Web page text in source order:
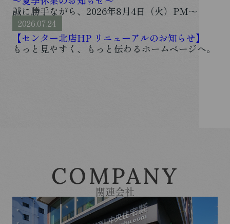
誠に勝手ながら、2026年8月4日（火）PM～
2026年8月13日（木）まで、神奈川中央住宅株式
会社は夏季休業とさせていただきます。通常営業
は2026年8月14日（金） 9時から開始となりま
す。期間中ご不便をおかけしますが、何卒ご理解
いただきますようお願い致します。...
2026.07.24
【センター北店HP リニューアルのお知らせ】
もっと見やすく、もっと伝わるホームページへ。
センター北店のサイトが、このたび大幅リニュー
COMPANY
関連会社